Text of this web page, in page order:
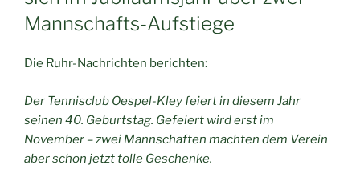
Mannschafts-Aufstiege
Die Ruhr-Nachrichten berichten:
Der Tennisclub Oespel-Kley feiert in diesem Jahr
seinen 40. Geburtstag. Gefeiert wird erst im
November – zwei Mannschaften machten dem Verein
aber schon jetzt tolle Geschenke.